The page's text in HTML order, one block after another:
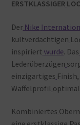
ERSTKLASSIGER
Der Nike
kultverdächtigen
inspiriert wurde. Das
Lederüberzügen
einzigartiges
Waffelprofil
Kombiniertes